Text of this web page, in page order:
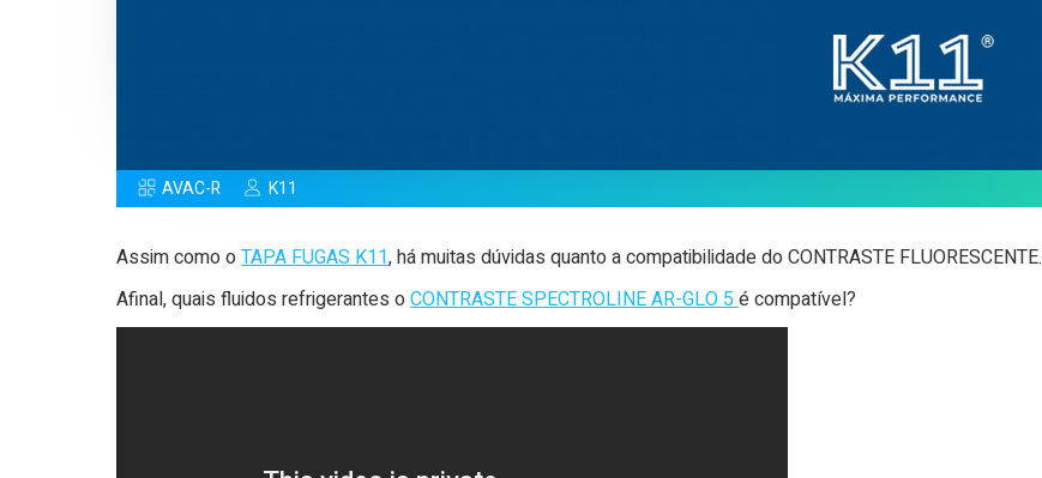
AVAC-R K11
Assim como oTAPA FUGAS K11, há muitas dúvidas quanto a compatibilidade do CONTRASTE FLUORESCENTE.
Afinal, quais fluidos refrigerantes oCONTRASTE SPECTROLINE AR-GLO 5 é compatível?